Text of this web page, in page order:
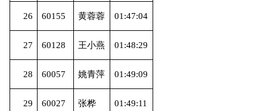
26 60155 黄蓉蓉 01:47:04
27 60128 王小燕 01:48:29
28 60057 姚青萍 01:49:09
29 60027 张桦 01:49:11